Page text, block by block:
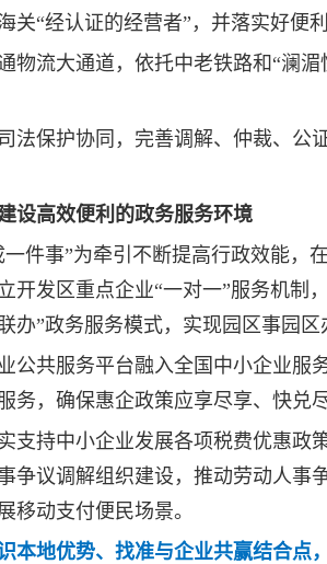
关“经认证的经营者”，并落实好便
物流大通道，依托中老铁路和“澜
法保护协同，完善调解、仲裁、公
设高效便利的政务服务环境
一件事”为牵引不断提高行政效能，
开发区重点企业“一对一”服务机
办”政务服务模式，实现园区事园区
公共服务平台融入全国中小企业服
务，确保惠企政策应享尽享、快兑
支持中小企业发展各项税费优惠政
争议调解组织建设，推动劳动人事
移动支付便民场景。
本地优势、找准与企业共赢结合点